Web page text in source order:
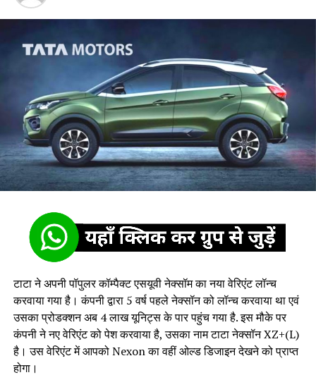
टाटा ने अपनी पॉपुलर कॉम्पैक्ट एसयूवी नेक्सॉम का नया वेरिएंट लॉन्च
करवाया गया है। कंपनी द्वारा 5 वर्ष पहले नेक्सॉन को लॉन्च करवाया था एवं
उसका प्रोडक्शन अब 4 लाख यूनिट्स के पार पहुंच गया है. इस मौके पर
कंपनी ने नए वेरिएंट को पेश करवाया है, उसका नाम टाटा नेक्सॉन XZ+(L)
है। उस वेरिएंट में आपको Nexon का वहीं ओल्ड डिजाइन देखने को प्राप्त
होगा।